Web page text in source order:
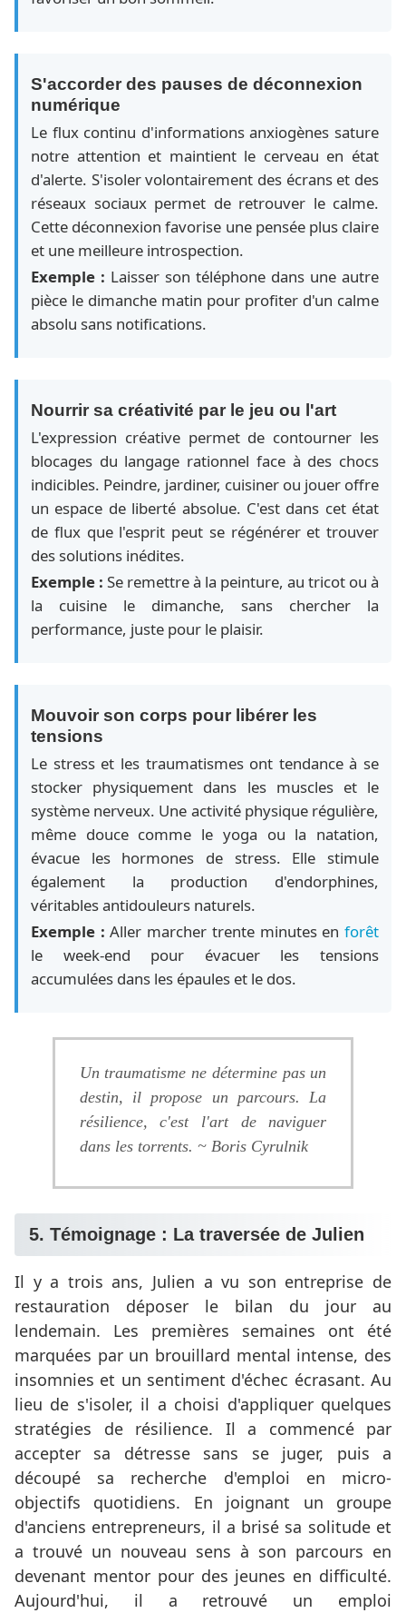
S'accorder des pauses de déconnexion
numérique
Le flux continu d'informations anxiogènes sature
notre attention et maintient le cerveau en état
d'alerte. S'isoler volontairement des écrans et des
réseaux sociaux permet de retrouver le calme.
Cette déconnexion favorise une pensée plus claire
et une meilleure introspection.
Exemple : Laisser son téléphone dans une autre
pièce le dimanche matin pour profiter d'un calme
absolu sans notifications.
Nourrir sa créativité par le jeu ou l'art
L'expression créative permet de contourner les
blocages du langage rationnel face à des chocs
indicibles. Peindre, jardiner, cuisiner ou jouer offre
un espace de liberté absolue. C'est dans cet état
de flux que l'esprit peut se régénérer et trouver
des solutions inédites.
Exemple : Se remettre à la peinture, au tricot ou à
la cuisine le dimanche, sans chercher la
performance, juste pour le plaisir.
Mouvoir son corps pour libérer les
tensions
Le stress et les traumatismes ont tendance à se
stocker physiquement dans les muscles et le
système nerveux. Une activité physique régulière,
même douce comme le yoga ou la natation,
évacue les hormones de stress. Elle stimule
également la production d'endorphines,
véritables antidouleurs naturels.
Exemple :Aller marcher trente minutes enforêt
le week-end pour évacuer les tensions
accumulées dans les épaules et le dos.
Un traumatisme ne détermine pas un
destin, il propose un parcours. La
résilience, c'est l'art de naviguer
dans les torrents. ~ Boris Cyrulnik
5. Témoignage : La traversée de Julien
Il y a trois ans, Julien a vu son entreprise de
restauration déposer le bilan du jour au
lendemain. Les premières semaines ont été
marquées par un brouillard mental intense, des
insomnies et un sentiment d'échec écrasant. Au
lieu de s'isoler, il a choisi d'appliquer quelques
stratégies de résilience. Il a commencé par
accepter sa détresse sans se juger, puis a
découpé sa recherche d'emploi en micro-
objectifs quotidiens. En joignant un groupe
d'anciens entrepreneurs, il a brisé sa solitude et
a trouvé un nouveau sens à son parcours en
devenant mentor pour des jeunes en difficulté.
Aujourd'hui, il a retrouvé un emploi